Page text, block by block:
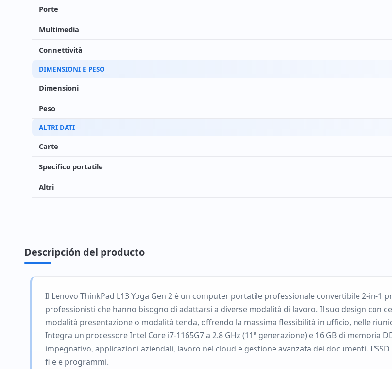
Porte
Multimedia
Connettività
DIMENSIONI E PESO
Dimensioni
Peso
ALTRI DATI
Carte
Specifico portatile
Altri
Descripción del producto
Il Lenovo ThinkPad L13 Yoga Gen 2 è un computer portatile professionale convertibile 2-in-
professionisti che hanno bisogno di adattarsi a diverse modalità di lavoro. Il suo design con
modalità presentazione o modalità tenda, offrendo la massima flessibilità in ufficio, nelle
Integra un processore Intel Core i7-1165G7 a 2.8 GHz (11ª generazione) e 16 GB di
impegnativo, applicazioni aziendali, lavoro nel cloud e gestione avanzata dei documenti.
file e programmi.